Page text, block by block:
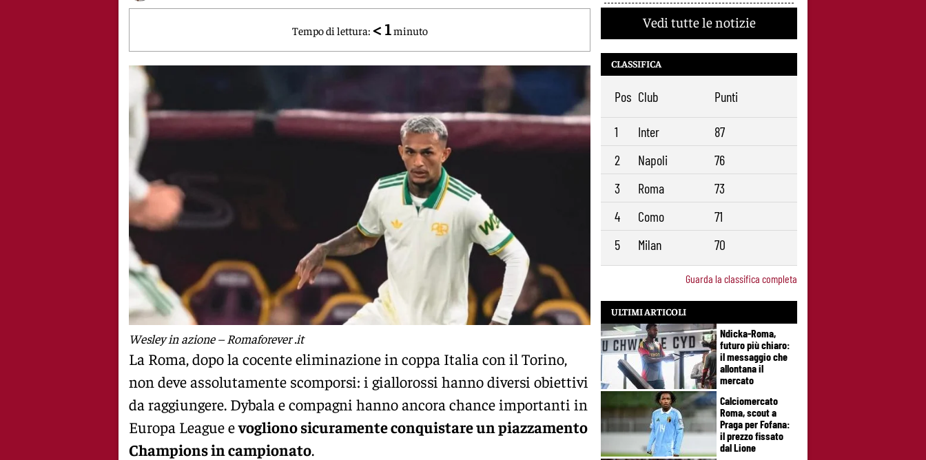
Tempo di lettura: < 1 minuto
Wesley in azione – Romaforever .it
La Roma, dopo la cocente eliminazione in coppa Italia con il Torino,
non deve assolutamente scomporsi: i giallorossi hanno diversi obiettivi
da raggiungere. Dybala e compagni hanno ancora chance importanti in
Europa League evogliono sicuramente conquistare un piazzamento
Champions in campionato.
kit Away: torna lo storico stemma del
1938
10:39 Alajbegovic, Pjanic svela il ruolo: perché il
talento seguito dalla Roma ha scelto la
Vedi tutte le notizie
CLASSIFICA
Pos Club Punti
1 Inter
87
2
Napoli
76
3
Roma
73
4
Como
71
5
Milan 70
Guarda la classifica completa
ULTIMI ARTICOLI
Ndicka-Roma,
futuro più chiaro:
il messaggio che
allontana il
mercato
Calciomercato
Roma, scout a
Praga per Fofana:
il prezzo fissato
dal Lione